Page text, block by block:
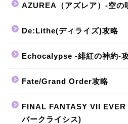
AZUREA（アズレア）-空の
De:Lithe(ディライズ)攻略
Echocalypse -緋紅の神約-
Fate/Grand Order攻略
FINAL FANTASY VII
バークライシス)